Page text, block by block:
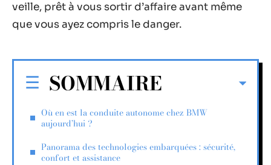
veille, prêt à vous sortir d’affaire avant même
que vous ayez compris le danger.
SOMMAIRE
Où en est la conduite autonome chez BMW
aujourd’hui ?
Panorama des technologies embarquées : sécurité,
confort et assistance